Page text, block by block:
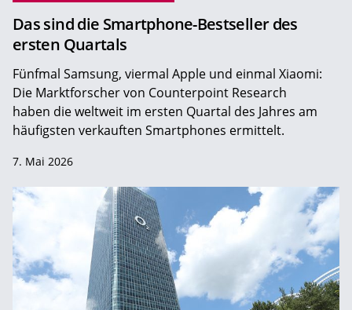
Das sind die Smartphone-Bestseller des
ersten Quartals
Fünfmal Samsung, viermal Apple und einmal Xiaomi:
Die Marktforscher von Counterpoint Research
haben die weltweit im ersten Quartal des Jahres am
häufigsten verkauften Smartphones ermittelt.
7. Mai 2026